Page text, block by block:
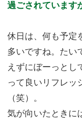
過ごされています
休日は、何も予定
多いですね。たい
えずにぼーっと
って良いリフレッ
（笑）。
気が向いたときに